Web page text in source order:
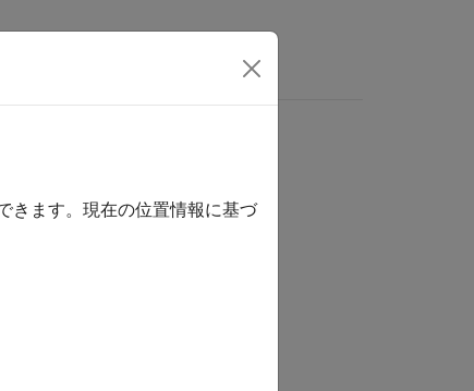
きます。現在の位置情報に基づ